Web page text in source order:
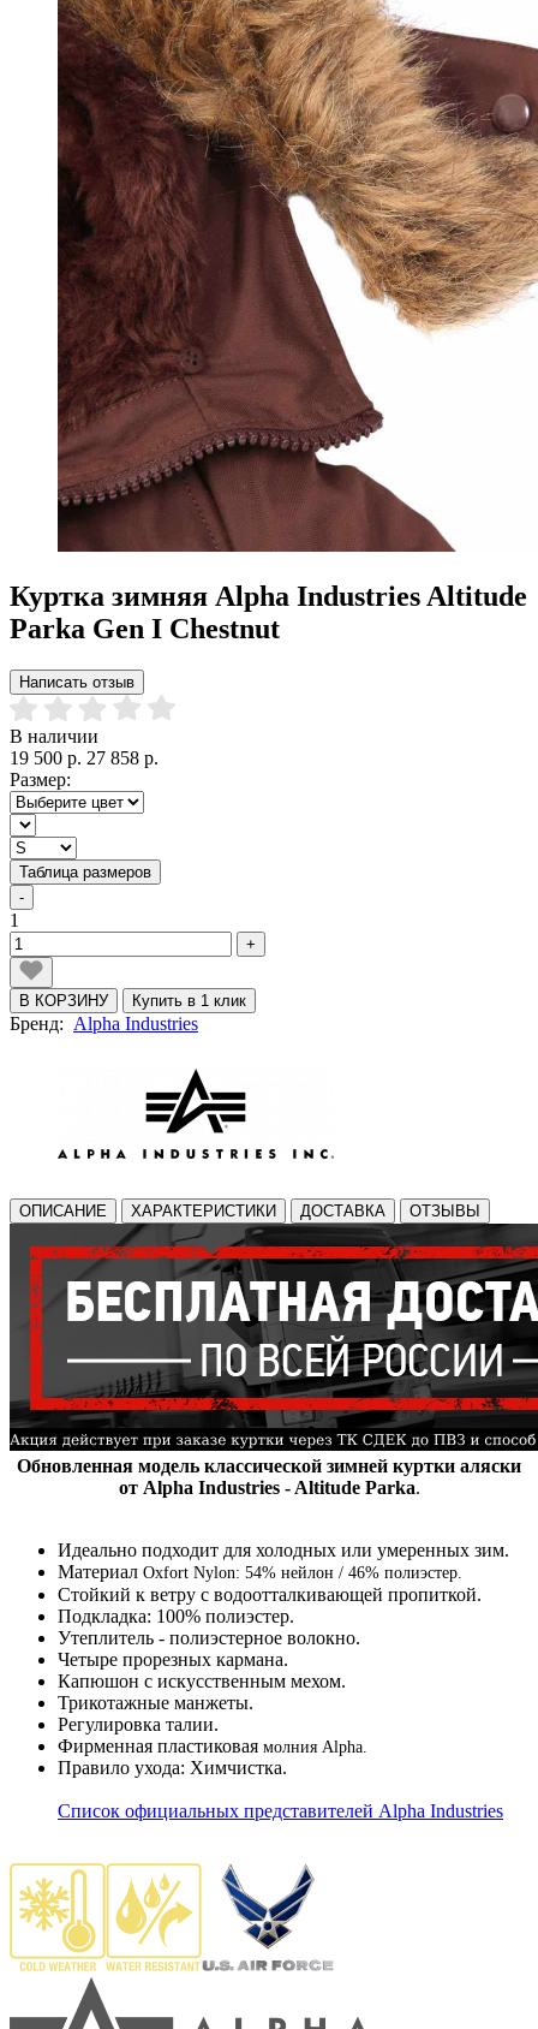
Куртка зимняя Alpha Industries Altitude
Parka Gen I Chestnut
Написать отзыв
В наличии
19 500 р. 27 858 р.
Размер:
Таблица размеров
-
1
+
В КОРЗИНУ Купить в 1 клик
Бренд: Alpha Industries
ОПИСАНИЕ ХАРАКТЕРИСТИКИ ДОСТАВКА ОТЗЫВЫ
Обновленная модель классической зимней куртки аляски
от Alpha Industries - Altitude Parka.
Идеально подходит для холодных или умеренных зим.
Материал Oxfort Nylon: 54% нейлон / 46% полиэстер.
Стойкий к ветру с водоотталкивающей пропиткой.
Подкладка: 100% полиэстер.
Утеплитель - полиэстерное волокно.
Четыре прорезных кармана.
Капюшон с искусственным мехом.
Трикотажные манжеты.
Регулировка талии.
Фирменная пластиковая молния Alpha.
Правило ухода: Химчистка.
Список официальных представителей Alpha Industries